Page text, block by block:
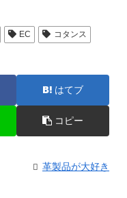
EC
コタンス
はてブ
コピー
革製品が大好き